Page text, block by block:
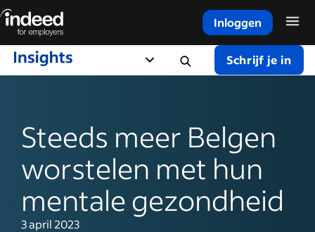
Inloggen
Begin van hoofdinhoud Schrijf je in
Steeds meer Belgen
worstelen met hun
mentale gezondheid
3 april 2023